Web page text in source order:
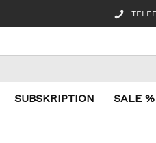
SUBSKRIPTION SALE %